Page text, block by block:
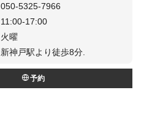
050-5325-7966
11:00-17:00
火曜
新神戸駅より徒歩8分.
予約